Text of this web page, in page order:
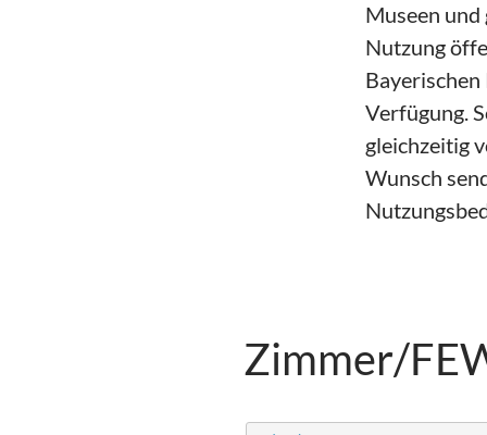
Museen
Nutzung
Verfügung.
gleichzeitig
Wunsch
Zimmer/